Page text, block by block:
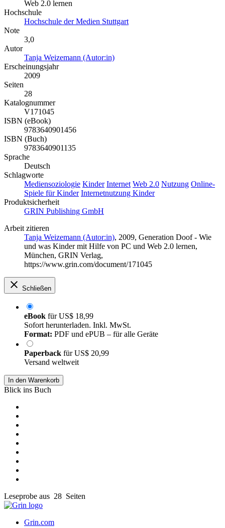
Web 2.0 lernen
Hochschule
Hochschule der Medien Stuttgart
Note
3,0
Autor
Tanja Weizemann (Autor:in)
Erscheinungsjahr
2009
Seiten
28
Katalognummer
V171045
ISBN (eBook)
9783640901456
ISBN (Buch)
9783640901135
Sprache
Deutsch
Schlagworte
Mediensoziologie Kinder Internet Web 2.0 Nutzung Online-
Spiele für Kinder Internetnutzung Kinder
Produktsicherheit
GRIN Publishing GmbH
Arbeit zitieren
Tanja Weizemann (Autor:in), 2009, Generation Doof - Wie
und was Kinder mit Hilfe von PC und Web 2.0 lernen,
München, GRIN Verlag,
https://www.grin.com/document/171045
Schließen
eBook fürUS$ 18,99
Sofort herunterladen. Inkl. MwSt.
Format: PDF und ePUB – für alle Geräte
Paperback fürUS$ 20,99
Versand weltweit
In den Warenkorb
Blick ins Buch
Leseprobe aus 28 Seiten
Grin.com